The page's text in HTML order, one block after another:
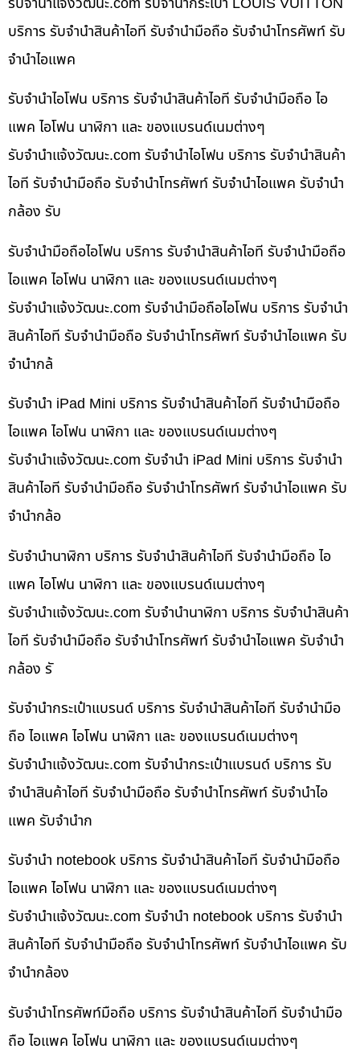
บริการ รับจำนำสินค้าไอที รับจำนำมือถือ รับจำนำโทรศัพท์ รับ
จำนำไอแพค
รับจำนำไอโฟน บริการ รับจำนำสินค้าไอที รับจำนำมือถือ ไอ
แพค ไอโฟน นาฬิกา และ ของแบรนด์เนมต่างๆ
รับจํานําแจ้งวัฒนะ.com รับจำนำไอโฟน บริการ รับจำนำสินค้า
ไอที รับจำนำมือถือ รับจำนำโทรศัพท์ รับจำนำไอแพค รับจำนำ
กล้อง รับ
รับจำนำมือถือไอโฟน บริการ รับจำนำสินค้าไอที รับจำนำมือถือ
ไอแพค ไอโฟน นาฬิกา และ ของแบรนด์เนมต่างๆ
รับจํานําแจ้งวัฒนะ.com รับจำนำมือถือไอโฟน บริการ รับจำนำ
สินค้าไอที รับจำนำมือถือ รับจำนำโทรศัพท์ รับจำนำไอแพค รับ
จำนำกล้
รับจำนำ iPad Mini บริการ รับจำนำสินค้าไอที รับจำนำมือถือ
ไอแพค ไอโฟน นาฬิกา และ ของแบรนด์เนมต่างๆ
รับจํานําแจ้งวัฒนะ.com รับจำนำ iPad Mini บริการ รับจำนำ
สินค้าไอที รับจำนำมือถือ รับจำนำโทรศัพท์ รับจำนำไอแพค รับ
จำนำกล้อ
รับจำนำนาฬิกา บริการ รับจำนำสินค้าไอที รับจำนำมือถือ ไอ
แพค ไอโฟน นาฬิกา และ ของแบรนด์เนมต่างๆ
รับจํานําแจ้งวัฒนะ.com รับจำนำนาฬิกา บริการ รับจำนำสินค้า
ไอที รับจำนำมือถือ รับจำนำโทรศัพท์ รับจำนำไอแพค รับจำนำ
กล้อง รั
รับจำนำกระเป๋าแบรนด์ บริการ รับจำนำสินค้าไอที รับจำนำมือ
ถือ ไอแพค ไอโฟน นาฬิกา และ ของแบรนด์เนมต่างๆ
รับจํานําแจ้งวัฒนะ.com รับจำนำกระเป๋าแบรนด์ บริการ รับ
จำนำสินค้าไอที รับจำนำมือถือ รับจำนำโทรศัพท์ รับจำนำไอ
แพค รับจำนำก
รับจำนำ notebook บริการ รับจำนำสินค้าไอที รับจำนำมือถือ
ไอแพค ไอโฟน นาฬิกา และ ของแบรนด์เนมต่างๆ
รับจํานําแจ้งวัฒนะ.com รับจำนำ notebook บริการ รับจำนำ
สินค้าไอที รับจำนำมือถือ รับจำนำโทรศัพท์ รับจำนำไอแพค รับ
จำนำกล้อง
รับจำนำโทรศัพท์มือถือ บริการ รับจำนำสินค้าไอที รับจำนำมือ
ถือ ไอแพค ไอโฟน นาฬิกา และ ของแบรนด์เนมต่างๆ